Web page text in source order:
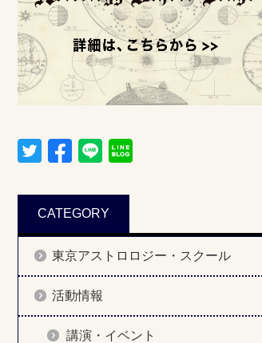
CATEGORY
東京アストロロジー・スクール
活動情報
講演・イベント